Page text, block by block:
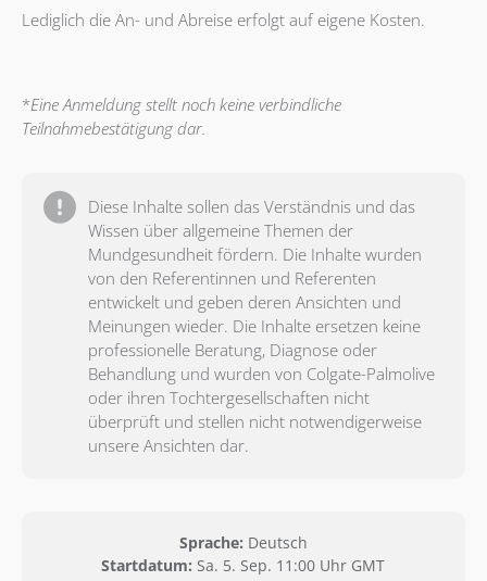
Lediglich die An- und Abreise erfolgt auf eigene Kosten.
*Eine Anmeldung stellt noch keine verbindliche
Teilnahmebestätigung dar.
Diese Inhalte sollen das Verständnis und das
Wissen über allgemeine Themen der
Mundgesundheit fördern. Die Inhalte wurden
von den Referentinnen und Referenten
entwickelt und geben deren Ansichten und
Meinungen wieder. Die Inhalte ersetzen keine
professionelle Beratung, Diagnose oder
Behandlung und wurden von Colgate-Palmolive
oder ihren Tochtergesellschaften nicht
überprüft und stellen nicht notwendigerweise
unsere Ansichten dar.
Sprache: Deutsch
Startdatum: Sa. 5. Sep. 11:00 Uhr GMT